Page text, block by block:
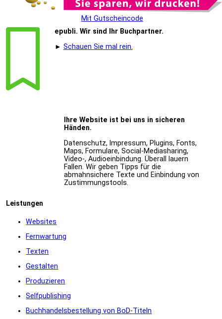
Mit Gutscheincode
epubli. Wir sind Ihr Buchpartner.
► Schauen Sie mal rein.
Ihre Website ist bei uns in sicheren
Händen.
Datenschutz, Impressum, Plugins, Fonts,
Maps, Formulare, Social-Mediasharing,
Video-, Audioeinbindung. Überall lauern
Fallen. Wir geben Tipps für die
abmahnsichere Texte und Einbindung von
Zustimmungstools.
Leistungen
Websites
Fernwartung
Texten
Gestalten
Produzieren
Selfpublishing
Buchhandelsbestellung von BoD-Titeln
Widerrufsformular